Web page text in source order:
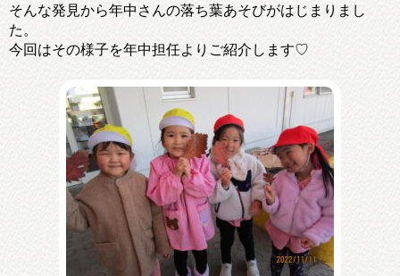
そんな発見から年中さんの落ち葉あそびがはじまりまし
た。
今回はその様子を年中担任よりご紹介します♡